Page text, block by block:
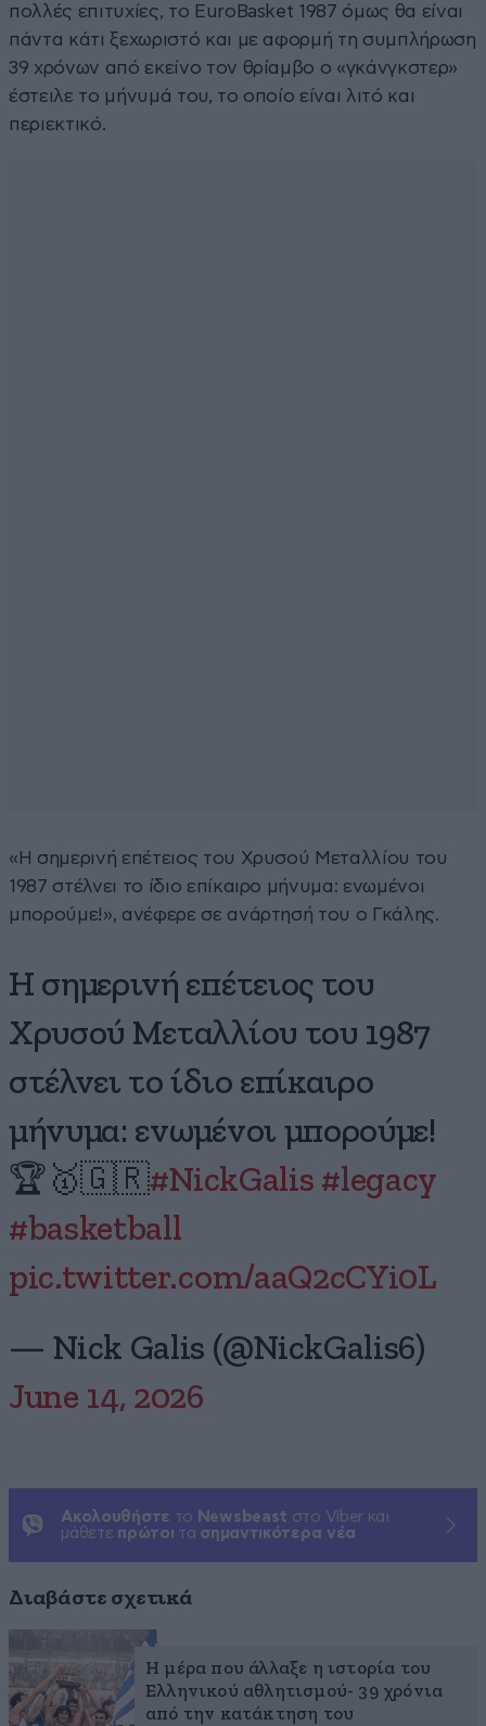
πολλές επιτυχίες, το EuroBasket 1987 όμως θα είναι
πάντα κάτι ξεχωριστό και με αφορμή τη συμπλήρωση
39 χρόνων από εκείνο τον θρίαμβο ο «γκάνγκστερ»
έστειλε το μήνυμά του, το οποίο είναι λιτό και
περιεκτικό.
«Η σημερινή επέτειος του Χρυσού Μεταλλίου του
1987 στέλνει το ίδιο επίκαιρο μήνυμα: ενωμένοι
μπορούμε!», ανέφερε σε ανάρτησή του ο Γκάλης.
Η σημερινή επέτειος του
Χρυσού Μεταλλίου του 1987
στέλνει το ίδιο επίκαιρο
μήνυμα: ενωμένοι μπορούμε!
🏆🥇🇬🇷#NickGalis #legacy
#basketball
pic.twitter.com/aaQ2cCYi0L
— Nick Galis (@NickGalis6)
June 14, 2026
Ακολουθήστε το Newsbeast στο Viber και
μάθετε πρώτοι τα σημαντικότερα νέα
Διαβάστε σχετικά
Η μέρα που άλλαξε η ιστορία του
Ελληνικού αθλητισμού- 39 χρόνια
από την κατάκτηση του